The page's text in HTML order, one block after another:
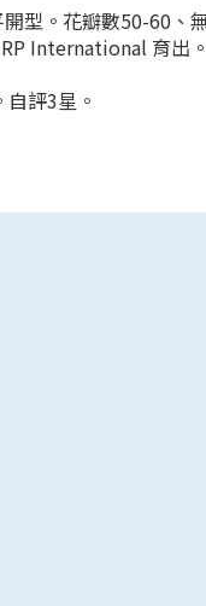
型。花瓣數50-60、
International 育出。
評3星。